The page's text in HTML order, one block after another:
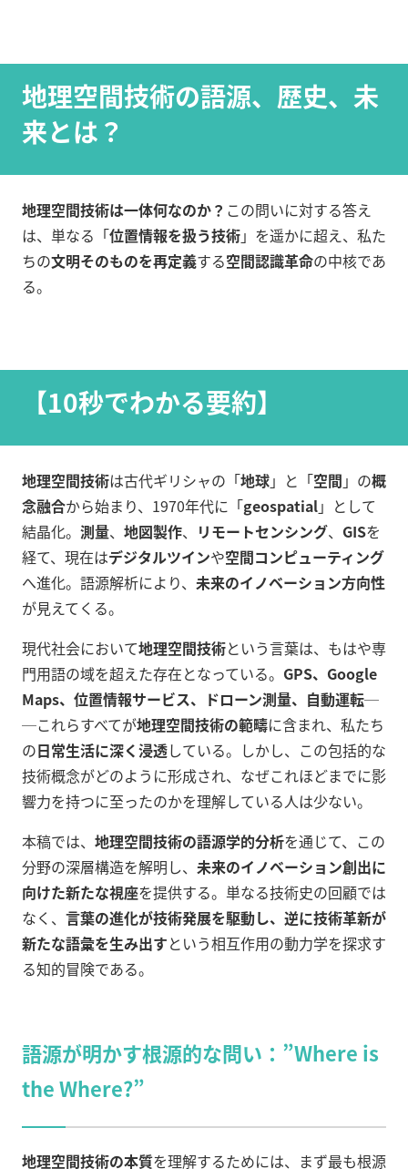
地理空間技術の語源、歴史、未
来とは？
地理空間技術は一体何なのか？ この問いに対する答え
は、単なる「位置情報を扱う技術」を遥かに超え、私た
ちの文明そのものを再定義する空間認識革命の中核であ
る。
【10秒でわかる要約】
地理空間技術は古代ギリシャの「地球」と「空間 」の概
念融合から始まり、1970年代に「geospatial」として
結晶化。 測量、 地図製作、 リモートセンシング、 GISを
経て、現在はデジタルツインや空間コンピューティング
へ進化。語源解析により、 未来のイノベーション方向性
が見えてくる。
現代社会において地理空間技術という言葉は、もはや専
門用語の域を超えた存在となっている。 GPS、Google
Maps、位置情報サービス、ドローン測量、自動運転─
─これらすべてが地理空間技術の範疇に含まれ、私たち
の日常生活に深く浸透している。しかし、この包括的な
技術概念がどのように形成され、なぜこれほどまでに影
響力を持つに至ったのかを理解している人は少ない。
本稿では、 地理空間技術の語源学的分析を通じて、この
分野の深層構造を解明し、 未来のイノベーション創出に
向けた新たな視座を提供する。単なる技術史の回顧では
なく、 言葉の進化が技術発展を駆動し、逆に技術革新が
新たな語彙を生み出すという相互作用の動力学を探求す
る知的冒険である。
語源が明かす根源的な問い：”Where is
the Where?”
地理空間技術の本質を理解するためには、まず最も根源